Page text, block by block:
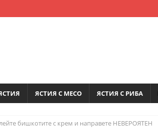
ЯСТИЯ С МЕСО ЯСТИЯ С РИБА
бишкотите с крем и направете НЕВЕРОЯТЕН